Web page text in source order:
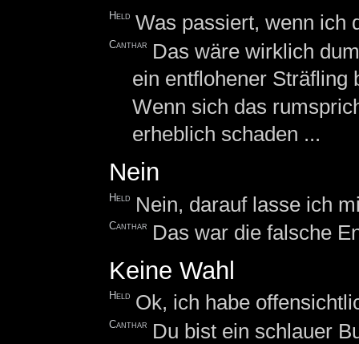
Held Was passiert, wenn ich
Canthar
Das wäre wirklich
ein entflohener Sträfling
Wenn sich das
erheblich schaden ...
Nein
Held Nein, darauf lasse ich
Canthar Das war die falsche
Keine Wahl
Held Ok, ich habe
Canthar Du bist ein schlauer